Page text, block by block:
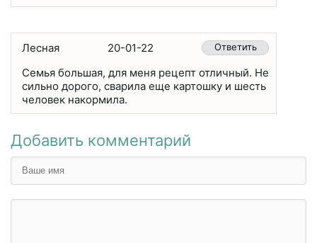
Лесная 20-01-22 Ответить
Семья большая, для меня рецепт отличный. Не
сильно дорого, сварила еще картошку и шесть
человек накормила.
Добавить комментарий